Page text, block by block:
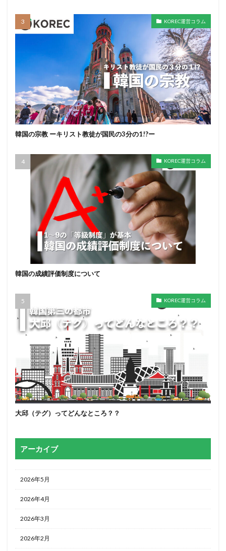
KOREC運営コラム
韓国の宗教 ーキリスト教徒が国民の3分の1!?ー
KOREC運営コラム
韓国の成績評価制度について
KOREC運営コラム
大邱（テグ）ってどんなところ？？
アーカイブ
2026年5月
2026年4月
2026年3月
2026年2月